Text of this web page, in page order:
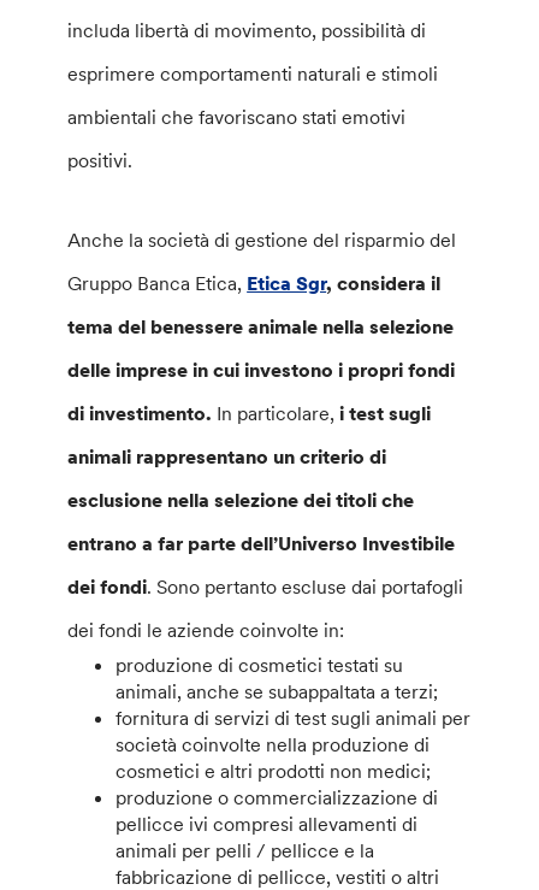
includa libertà di movimento, possibilità di
esprimere comportamenti naturali e stimoli
ambientali che favoriscano stati emotivi
positivi.
Anche la società di gestione del risparmio del
Gruppo Banca Etica, Etica Sgr, considera il
tema del benessere animale nella selezione
delle imprese in cui investono i propri fondi
di investimento. In particolare,i test sugli
animali rappresentano un criterio di
esclusione nella selezione dei titoli che
entrano a far parte dell’Universo Investibile
dei fondi. Sono pertanto escluse dai portafogli
dei fondi le aziende coinvolte in:
produzione di cosmetici testati su
animali, anche se subappaltata a terzi;
fornitura di servizi di test sugli animali per
società coinvolte nella produzione di
cosmetici e altri prodotti non medici;
produzione o commercializzazione di
pellicce ivi compresi allevamenti di
animali per pelli / pellicce e la
fabbricazione di pellicce, vestiti o altri